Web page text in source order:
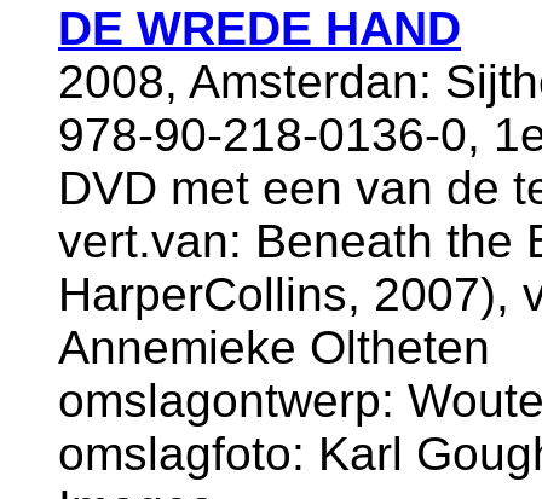
DE WREDE HAND
2008, Amsterdan:
978-90-218-0136-0,
DVD met een van de
vert.van: Beneath the
HarperCollins, 2007),
Annemieke Oltheten
omslagontwerp:
omslagfoto: Karl